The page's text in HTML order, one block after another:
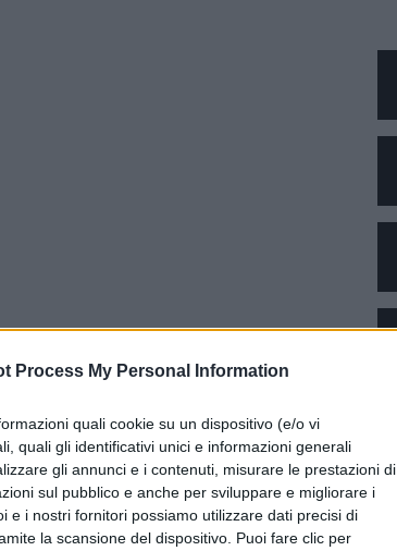
Process My Personal Information
quali cookie su un dispositivo (e/o vi
quali gli identificativi unici e informazioni generali
gli annunci e i contenuti, misurare le prestazioni di
sul pubblico e anche per sviluppare e migliorare i
e i nostri fornitori possiamo utilizzare dati precisi di
la scansione del dispositivo. Puoi fare clic per